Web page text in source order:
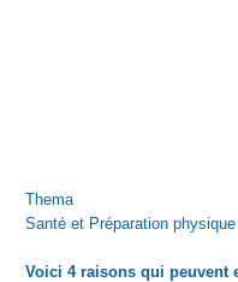
Thema
Santé et Préparation physique
Voici 4 raisons qui peuvent